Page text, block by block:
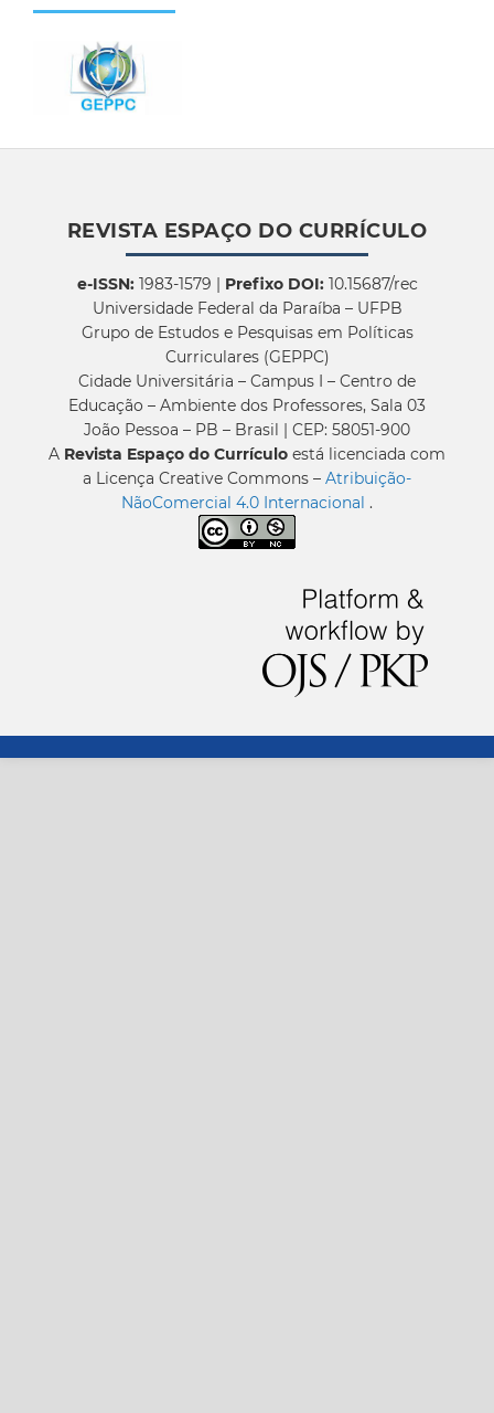
REVISTA ESPAÇO DO CURRÍCULO
e-ISSN:1983-1579 | Prefixo DOI:10.15687/rec
Universidade Federal da Paraíba – UFPB
Grupo de Estudos e Pesquisas em Políticas
Curriculares (GEPPC)
Cidade Universitária – Campus I – Centro de
Educação – Ambiente dos Professores, Sala 03
João Pessoa – PB – Brasil | CEP: 58051-900
A Revista Espaço do Currículo está licenciada com
a Licença Creative Commons – Atribuição-
NãoComercial 4.0 Internacional .